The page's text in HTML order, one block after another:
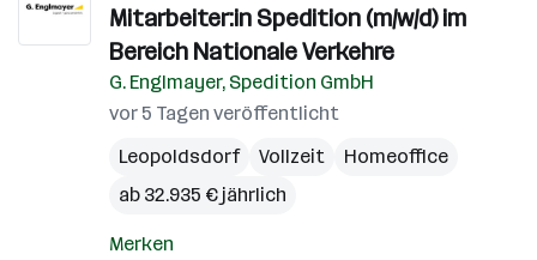
Mitarbeiter:in Spedition (m/w/d) im
Bereich Nationale Verkehre
G. Englmayer, Spedition GmbH
vor 5 Tagen veröffentlicht
Leopoldsdorf
Vollzeit
Homeoffice
ab 32.935 € jährlich
Merken